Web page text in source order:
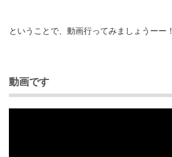
ということで、動画行ってみましょうーー！
動画です